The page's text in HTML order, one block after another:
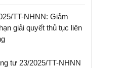
TT-NHNN: Giảm
giải quyết thủ tục liên
tư 23/2025/TT-NHNN